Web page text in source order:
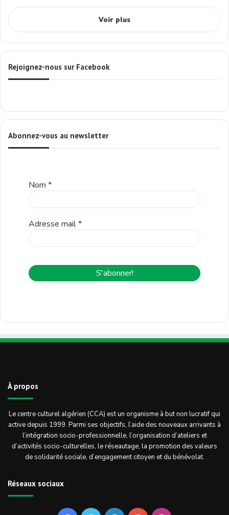
Voir plus
Rejoignez-nous sur Facebook
Abonnez-vous au newsletter
Nom *
Adresse mail*
À propos
Le centre culturel algérien (CCA) est un organisme à but non lucratif qui
active depuis 1999. Parmi ses objectifs, l’aide des nouveaux arrivants à
l’intégration socio-professionnelle, l’organisation d’ateliers et
d’activités socio-culturelles, le réseautage, la promotion des valeurs
de solidarité sociale, d’engagement citoyen et du bénévolat.
Réseaux sociaux